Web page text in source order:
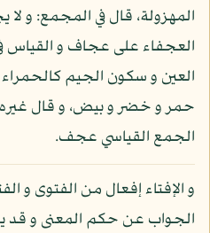
المهزولة، قال في المجمع: و
العجفاء على عجاف و
العين و سكون الجيم
حمر و خضر و بيض، و قال غيره:
الجمع القياسي عجف.
و الإفتاء إفعال من الفتوى و
الجواب عن حكم المعنى و